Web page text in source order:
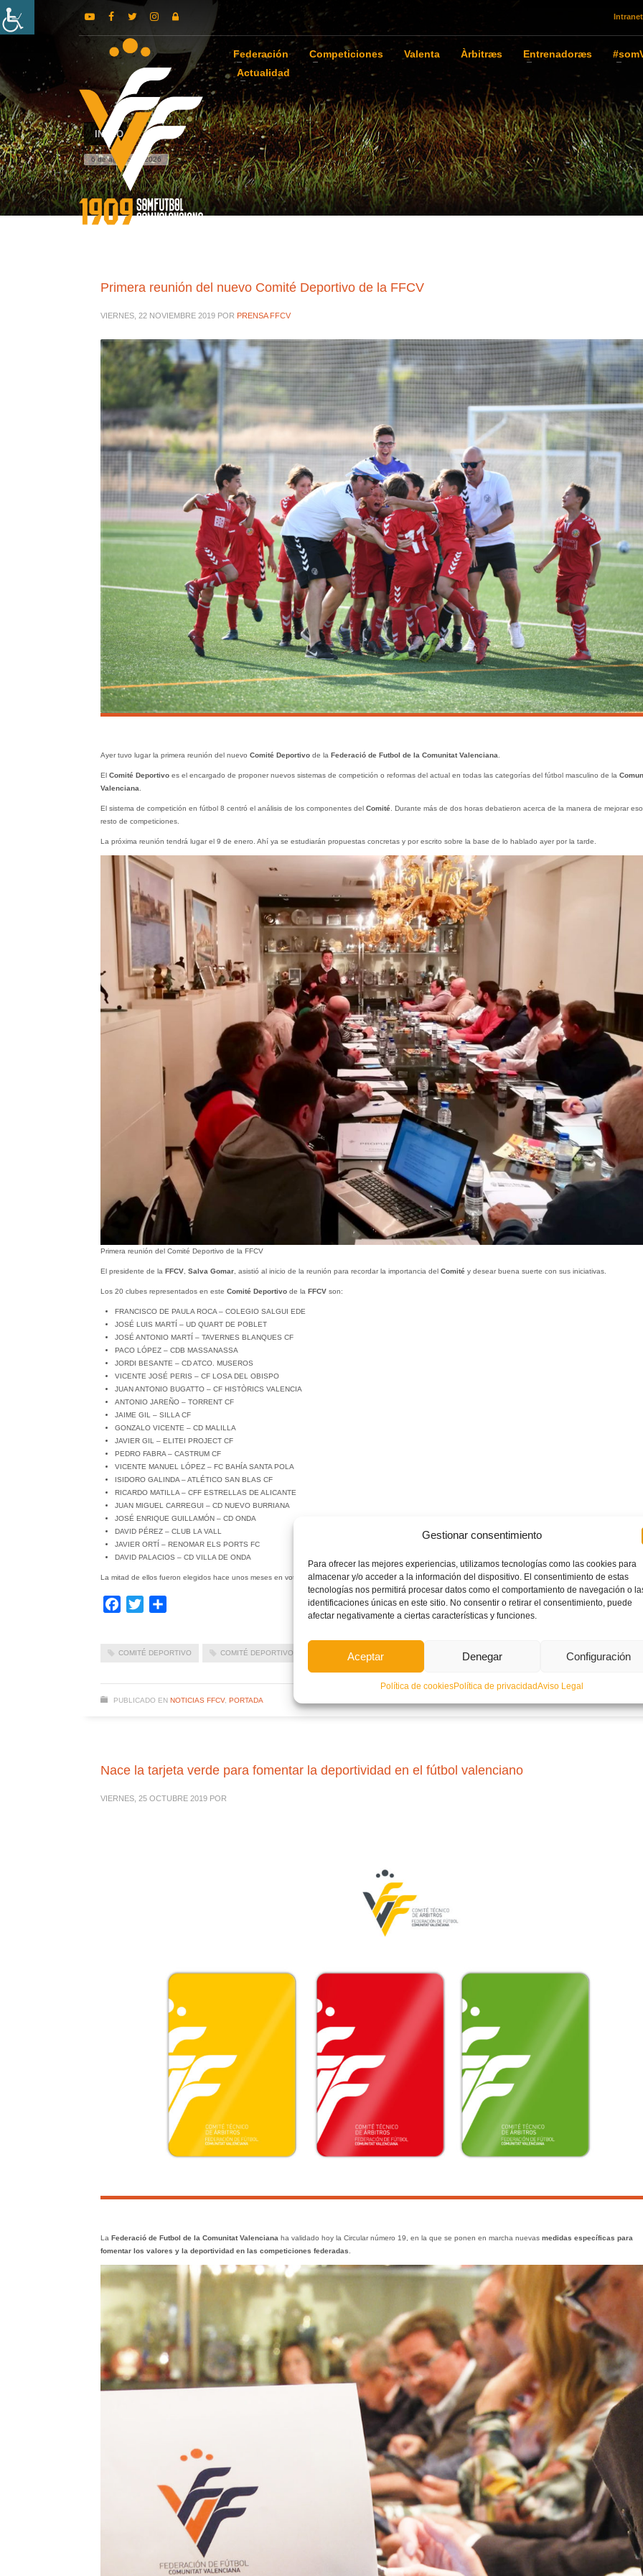
Gestionar consentimiento
Para ofrecer las mejores experiencias, utilizamos tecnologías como las cookies para
almacenar y/o acceder a la información del dispositivo. El consentimiento de estas
tecnologías nos permitirá procesar datos como el comportamiento de navegación o
identificaciones únicas en este sitio. No consentir o retirar el consentimiento, puede
afectar negativamente a ciertas características y funciones.
Aceptar Denegar Configuración
Política de cookiesPolítica de privacidadAviso Legal
Intranet
Federación Competiciones Valenta Àrbitræs Entrenadoræs
Actualidad
INICIO
6 de agosto de 2026
Primera reunión del nuevo Comité Deportivo de la FFCV
VIERNES, 22 NOVIEMBRE 2019 POR PRENSA FFCV
Ayer tuvo lugar la primera reunión del nuevo Comité Deportivode la Federació de Futbol de la Comunitat Valenciana
El Comité Deportivoes el encargado de proponer nuevos sistemas de competición o reformas del actual en todas las categorías del fútbol masculino de la
Valenciana
El sistema de competición en fútbol 8 centró el análisis de los componentes del Comité. Durante más de dos horas debatieron acerca de la manera de mejorar
resto de competiciones.
La próxima reunión tendrá lugar el 9 de enero. Ahí ya se estudiarán propuestas concretas y por escrito sobre la base de lo hablado ayer por la tarde.
Primera reunión del Comité Deportivo de la FFCV
El presidente de la FFCV, Salva Gomar, asistió al inicio de la reunión para recordar la importancia del Comitéy desear buena suerte con sus iniciativas.
Los 20 clubes representados en este Comité Deportivode la FFCVson:
FRANCISCO DE PAULA ROCA – COLEGIO SALGUI EDE
JOSÉ LUIS MARTÍ – UD QUART DE POBLET
JOSÉ ANTONIO MARTÍ – TAVERNES BLANQUES CF
PACO LÓPEZ – CDB MASSANASSA
JORDI BESANTE – CD ATCO. MUSEROS
VICENTE JOSÉ PERIS – CF LOSA DEL OBISPO
JUAN ANTONIO BUGATTO – CF HISTÒRICS VALENCIA
ANTONIO JAREÑO – TORRENT CF
JAIME GIL – SILLA CF
GONZALO VICENTE – CD MALILLA
JAVIER GIL – ELITEI PROJECT CF
PEDRO FABRA – CASTRUM CF
VICENTE MANUEL LÓPEZ – FC BAHÍA SANTA POLA
ISIDORO GALINDA – ATLÉTICO SAN BLAS CF
RICARDO MATILLA – CFF ESTRELLAS DE ALICANTE
JUAN MIGUEL CARREGUI – CD NUEVO BURRIANA
JOSÉ ENRIQUE GUILLAMÓN – CD ONDA
DAVID PÉREZ – CLUB LA VALL
JAVIER ORTÍ – RENOMAR ELS PORTS FC
DAVID PALACIOS – CD VILLA DE ONDA
La mitad de ellos fueron elegidos hace unos meses en votación por todos los clubes de laComunitat Valenciana. La otra mitad fue designada por laFFCV.
Facebook
Twitter
COMITÉ DEPORTIVO COMITÉ DEPORTIVO FFCV LEER MÁS
PUBLICADO EN NOTICIAS FFCV, PORTADA
Nace la tarjeta verde para fomentar la deportividad en el fútbol valenciano
VIERNES, 25 OCTUBRE 2019 POR
La Federació de Futbol de la Comunitat Valenciana ha validado hoy la Circular número 19, en la que se ponen en marcha nuevas medidas específicas para
fomentar los valores y la deportividad en las competiciones federadas